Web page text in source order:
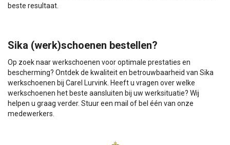
beste resultaat.
Sika (werk)schoenen bestellen?
Op zoek naar werkschoenen voor optimale prestaties en
bescherming? Ontdek de kwaliteit en betrouwbaarheid van Sika
werkschoenen bij Carel Lurvink. Heeft u vragen over welke
werkschoenen het beste aansluiten bij uw werksituatie? Wij
helpen u graag verder. Stuur een mail of bel één van onze
medewerkers.